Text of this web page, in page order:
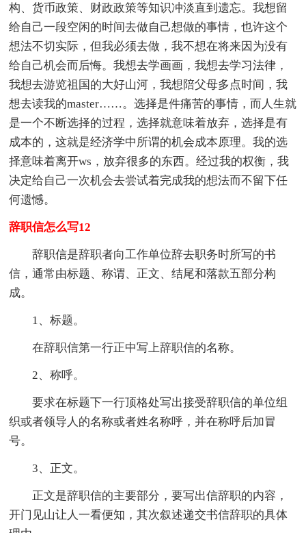
构、货币政策、财政政策等知识冲淡直到遗忘。我想留
给自己一段空闲的时间去做自己想做的事情，也许这个
想法不切实际，但我必须去做，我不想在将来因为没有
给自己机会而后悔。我想去学画画，我想去学习法律，
我想去游览祖国的大好山河，我想陪父母多点时间，我
想去读我的master……。选择是件痛苦的事情，而人生就
是一个不断选择的过程，选择就意味着放弃，选择是有
成本的，这就是经济学中所谓的机会成本原理。我的选
择意味着离开ws，放弃很多的东西。经过我的权衡，我
决定给自己一次机会去尝试着完成我的想法而不留下任
何遗憾。
辞职信怎么写12
辞职信是辞职者向工作单位辞去职务时所写的书
信，通常由标题、称谓、正文、结尾和落款五部分构
成。
1、标题。
在辞职信第一行正中写上辞职信的名称。
2、称呼。
要求在标题下一行顶格处写出接受辞职信的单位组
织或者领导人的名称或者姓名称呼，并在称呼后加冒
号。
3、正文。
正文是辞职信的主要部分，要写出信辞职的内容，
开门见山让人一看便知，其次叙述递交书信辞职的具体